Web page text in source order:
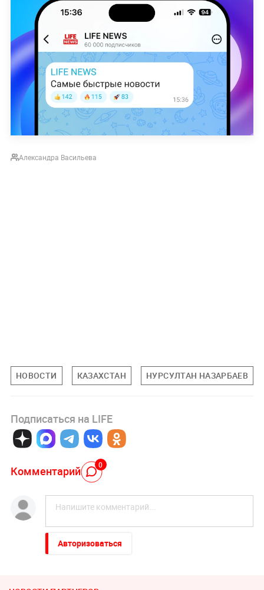
Александра Васильева
НОВОСТИ КАЗАХСТАН НУРСУЛТАН НАЗАРБАЕВ
Подписаться на LIFE
Комментарий 0
Авторизоваться